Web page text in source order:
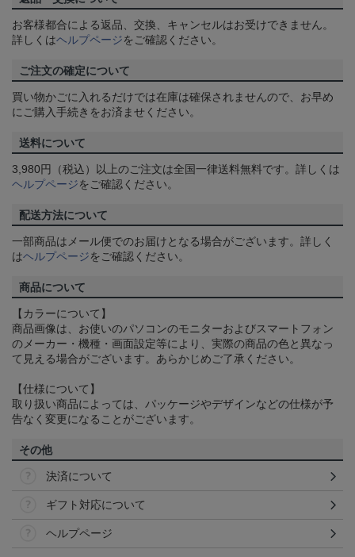
お客様都合による返品、交換、キャンセルはお受けできません。
詳しくはヘルプページをご確認ください。
ご注文の確定について
買い物かごに入れるだけでは在庫は確保されませんので、お早め
にご購入手続きをお済ませください。
送料について
3,980円（税込）以上のご注文は全国一律送料無料です。詳しくは
ヘルプページをご確認ください。
配送方法について
一部商品はメール便でのお届けとなる場合がございます。詳しく
はヘルプページをご確認ください。
商品について
【カラーについて】
商品画像は、お使いのパソコンのモニターおよびスマートフォン
のメーカー・機種・画面設定等により、実際の商品の色と異なっ
て見える場合がございます。あらかじめご了承ください。
【仕様について】
取り扱い商品によっては、パッケージやデザインなどの仕様が予
告なく変更になることがございます。
その他
決済について
ギフト対応について
ヘルプページ